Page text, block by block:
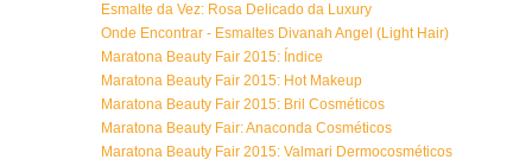
Esmalte da Vez: Rosa Delicado da Luxury
Onde Encontrar - Esmaltes Divanah Angel (Light Hair)
Maratona Beauty Fair 2015: Índice
Maratona Beauty Fair 2015: Hot Makeup
Maratona Beauty Fair 2015: Bril Cosméticos
Maratona Beauty Fair: Anaconda Cosméticos
Maratona Beauty Fair 2015: Valmari Dermocosméticos